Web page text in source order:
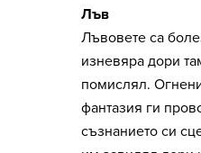
Лъв
Лъвовете са
изневяра дори
помислял.
фантазия ги
съзнанието си